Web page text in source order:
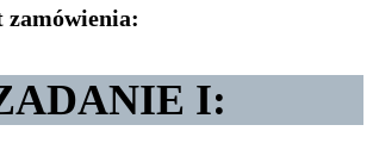
zamówienia:
I: